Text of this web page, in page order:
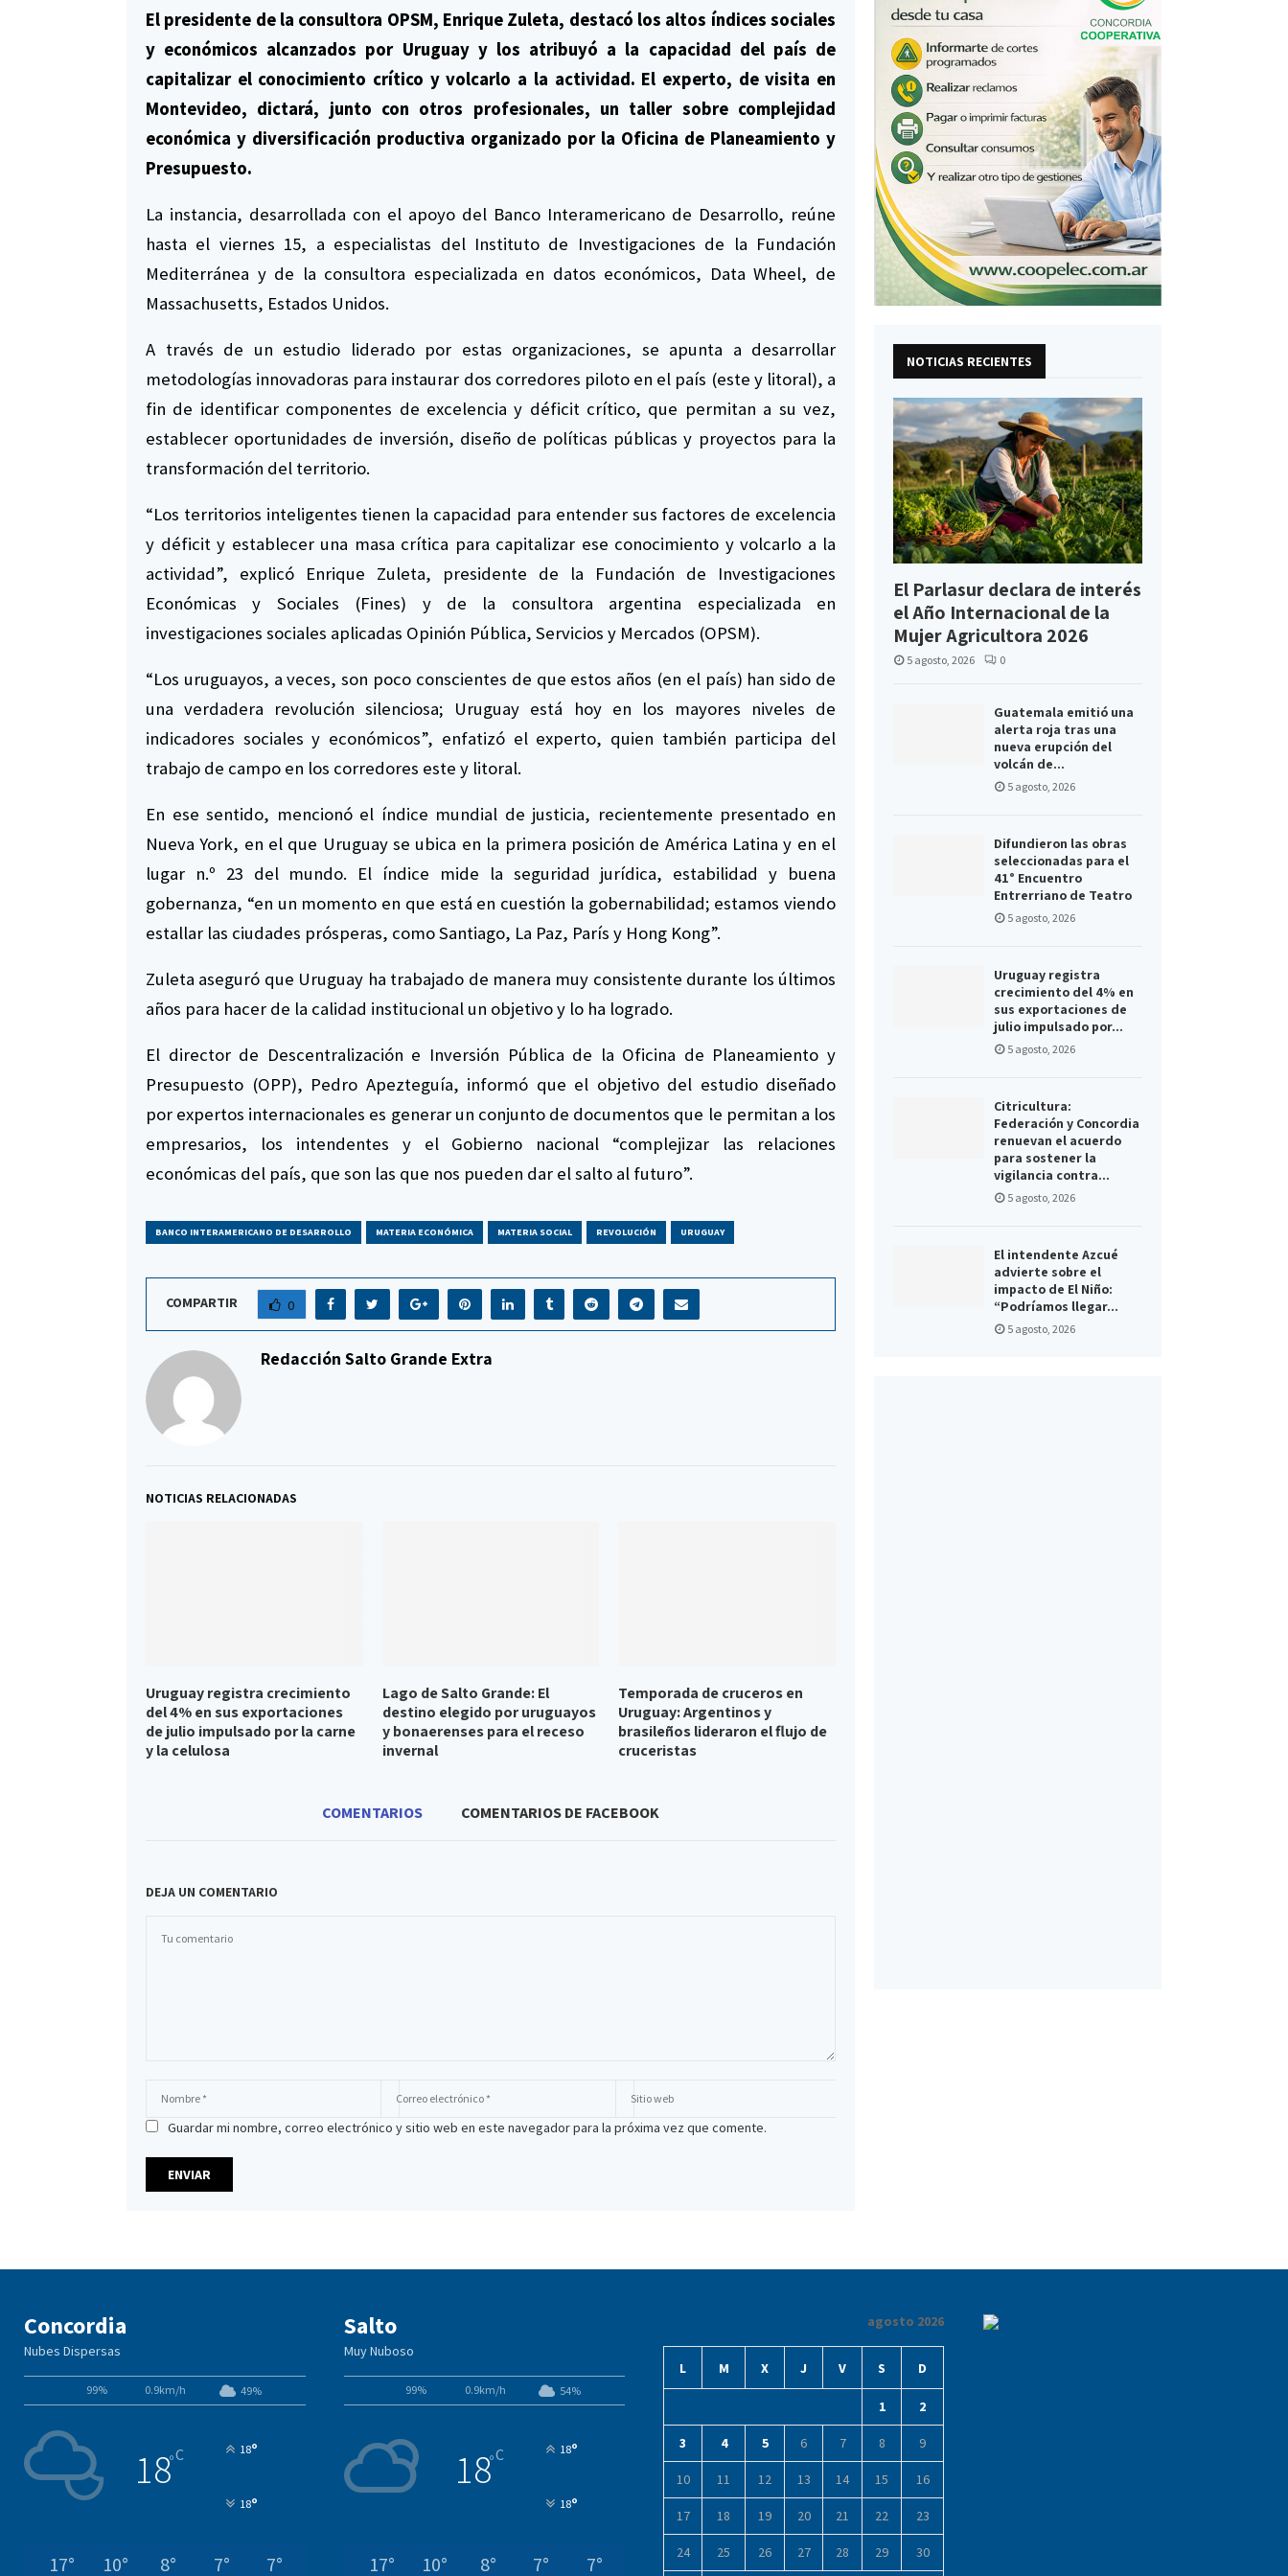
El presidente de la consultora OPSM, Enrique Zuleta, destacó los altos índices sociales
y económicos alcanzados por Uruguay y los atribuyó a la capacidad del país de
capitalizar el conocimiento crítico y volcarlo a la actividad. El experto, de visita en
Montevideo, dictará, junto con otros profesionales, un taller sobre complejidad
económica y diversificación productiva organizado por la Oficina de Planeamiento y
Presupuesto.
La instancia, desarrollada con el apoyo del Banco Interamericano de Desarrollo, reúne
hasta el viernes 15, a especialistas del Instituto de Investigaciones de la Fundación
Mediterránea y de la consultora especializada en datos económicos, Data Wheel, de
Massachusetts, Estados Unidos.
A través de un estudio liderado por estas organizaciones, se apunta a desarrollar
metodologías innovadoras para instaurar dos corredores piloto en el país (este y litoral), a
fin de identificar componentes de excelencia y déficit crítico, que permitan a su vez,
establecer oportunidades de inversión, diseño de políticas públicas y proyectos para la
transformación del territorio.
“Los territorios inteligentes tienen la capacidad para entender sus factores de excelencia
y déficit y establecer una masa crítica para capitalizar ese conocimiento y volcarlo a la
actividad”, explicó Enrique Zuleta, presidente de la Fundación de Investigaciones
Económicas y Sociales (Fines) y de la consultora argentina especializada en
investigaciones sociales aplicadas Opinión Pública, Servicios y Mercados (OPSM).
“Los uruguayos, a veces, son poco conscientes de que estos años (en el país) han sido de
una verdadera revolución silenciosa; Uruguay está hoy en los mayores niveles de
indicadores sociales y económicos”, enfatizó el experto, quien también participa del
trabajo de campo en los corredores este y litoral.
En ese sentido, mencionó el índice mundial de justicia, recientemente presentado en
Nueva York, en el que Uruguay se ubica en la primera posición de América Latina y en el
lugar n.º 23 del mundo. El índice mide la seguridad jurídica, estabilidad y buena
gobernanza, “en un momento en que está en cuestión la gobernabilidad; estamos viendo
estallar las ciudades prósperas, como Santiago, La Paz, París y Hong Kong”.
Zuleta aseguró que Uruguay ha trabajado de manera muy consistente durante los últimos
años para hacer de la calidad institucional un objetivo y lo ha logrado.
El director de Descentralización e Inversión Pública de la Oficina de Planeamiento y
Presupuesto (OPP), Pedro Apezteguía, informó que el objetivo del estudio diseñado
por expertos internacionales es generar un conjunto de documentos que le permitan a los
empresarios, los intendentes y el Gobierno nacional “complejizar las relaciones
económicas del país, que son las que nos pueden dar el salto al futuro”.
BANCO INTERAMERICANO DE DESARROLLO MATERIA ECONÓMICA MATERIA SOCIAL REVOLUCIÓN URUGUAY
COMPARTIR 0
Redacción Salto Grande Extra
NOTICIAS RELACIONADAS
Uruguay registra crecimiento
del 4% en sus exportaciones
de julio impulsado por la carne
y la celulosa
Lago de Salto Grande: El
destino elegido por uruguayos
y bonaerenses para el receso
invernal
Temporada de cruceros en
Uruguay: Argentinos y
brasileños lideraron el flujo de
cruceristas
COMENTARIOS COMENTARIOS DE FACEBOOK
DEJA UN COMENTARIO
Guardar mi nombre, correo electrónico y sitio web en este navegador para la próxima vez que comente.
NOTICIAS RECIENTES
El Parlasur declara de interés
el Año Internacional de la
Mujer Agricultora 2026
5 agosto, 2026 0
Guatemala emitió una
alerta roja tras una
nueva erupción del
volcán de...
5 agosto, 2026
Difundieron las obras
seleccionadas para el
41° Encuentro
Entrerriano de Teatro
5 agosto, 2026
Uruguay registra
crecimiento del 4% en
sus exportaciones de
julio impulsado por...
5 agosto, 2026
Citricultura:
Federación y Concordia
renuevan el acuerdo
para sostener la
vigilancia contra...
5 agosto, 2026
El intendente Azcué
advierte sobre el
impacto de El Niño:
“Podríamos llegar...
5 agosto, 2026
Concordia
Nubes Dispersas
99% 0.9km/h 49%
18°C 18°
18°
17° 10° 8° 7° 7°
Salto
Muy Nuboso
99% 0.9km/h 54%
18°C 18°
18°
17° 10° 8° 7° 7°
agosto 2026
L M X J V S D
1 2
3 4 5 6 7 8 9
10 11 12 13 14 15 16
17 18 19 20 21 22 23
24 25 26 27 28 29 30